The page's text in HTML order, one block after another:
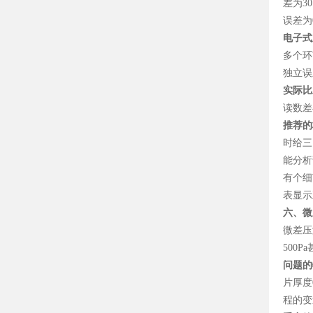
差为
误差为
电子
多个
独立
实际
读数
推荐
时给
能分
有个
表显
六、
微差
500Pa
问题
片厚度
程的